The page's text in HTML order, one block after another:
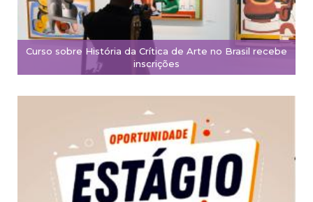
Curso sobre História da Crítica de Arte no Brasil recebe
inscrições